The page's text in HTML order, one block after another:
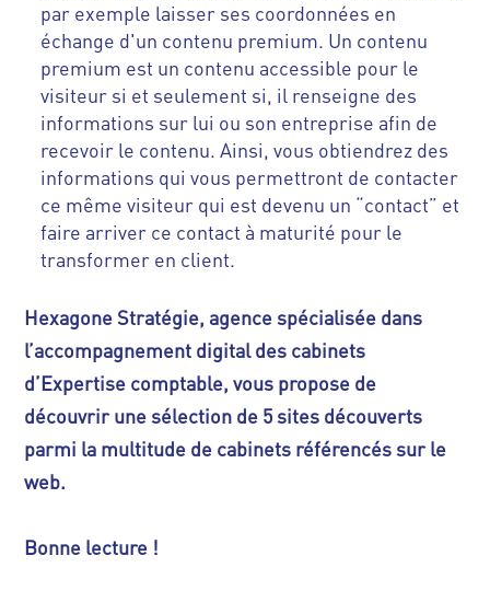
par exemple laisser ses coordonnées en
échange d'un contenu premium. Un contenu
premium est un contenu accessible pour le
visiteur si et seulement si, il renseigne des
informations sur lui ou son entreprise afin de
recevoir le contenu. Ainsi, vous obtiendrez des
informations qui vous permettront de contacter
ce même visiteur qui est devenu un “contact” et
faire arriver ce contact à maturité pour le
transformer en client.
Hexagone Stratégie, agence spécialisée dans
l’accompagnement digital des cabinets
d’Expertise comptable, vous propose de
découvrir une sélection de 5 sites découverts
parmi la multitude de cabinets référencés sur le
web.
Bonne lecture !